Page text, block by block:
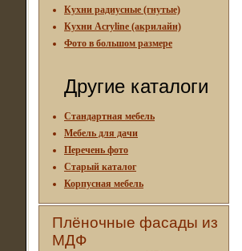
Кухни радиусные (гнутые)
Кухни Acryline (акрилайн)
Фото в большом размере
Другие каталоги
Стандартная мебель
Мебель для дачи
Перечень фото
Старый каталог
Корпусная мебель
Плёночные фасады из
МДФ